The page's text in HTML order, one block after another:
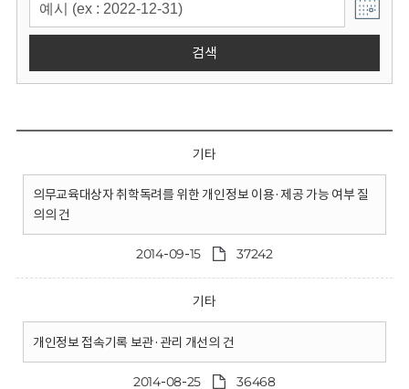
검색
기타
의무교육대상자 취학독려를 위한 개인정보 이용·제공 가능 여부 질
의의 건
2014-09-15 37242
기타
개인정보 접속기록 보관·관리 개선의 건
2014-08-25 36468